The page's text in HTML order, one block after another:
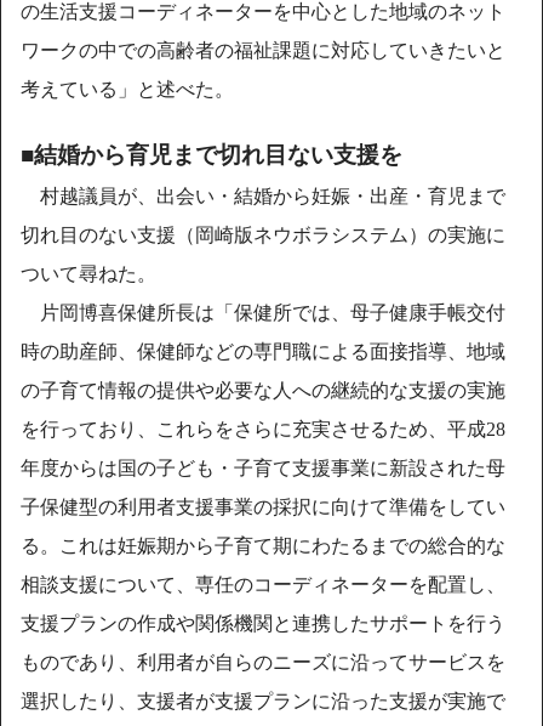
の生活支援コーディネーターを中心とした地域のネット
ワークの中での高齢者の福祉課題に対応していきたいと
考えている」と述べた。
■結婚から育児まで切れ目ない支援を
村越議員が、出会い・結婚から妊娠・出産・育児まで
切れ目のない支援（岡崎版ネウボラシステム）の実施に
ついて尋ねた。
片岡博喜保健所長は「保健所では、母子健康手帳交付
時の助産師、保健師などの専門職による面接指導、地域
の子育て情報の提供や必要な人への継続的な支援の実施
を行っており、これらをさらに充実させるため、平成28
年度からは国の子ども・子育て支援事業に新設された母
子保健型の利用者支援事業の採択に向けて準備をしてい
る。これは妊娠期から子育て期にわたるまでの総合的な
相談支援について、専任のコーディネーターを配置し、
支援プランの作成や関係機関と連携したサポートを行う
ものであり、利用者が自らのニーズに沿ってサービスを
選択したり、支援者が支援プランに沿った支援が実施で